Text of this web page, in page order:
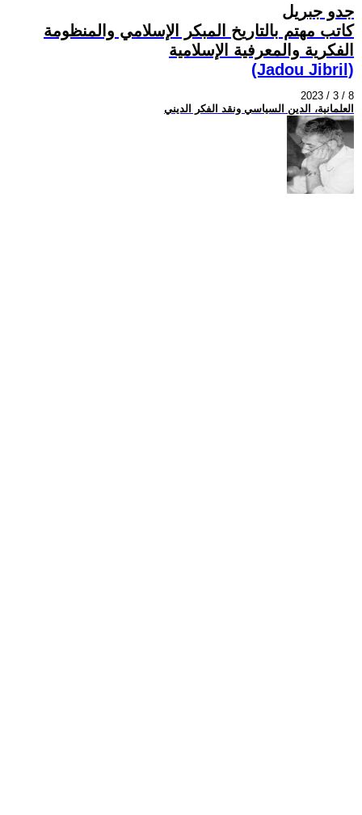
جدو جبريل
كاتب مهتم بالتاريخ المبكر الإسلامي والمنظومة
الفكرية والمعرفية الإسلامية
(Jadou Jibril)
2023 / 3 / 8
العلمانية، الدين السياسي ونقد الفكر الديني